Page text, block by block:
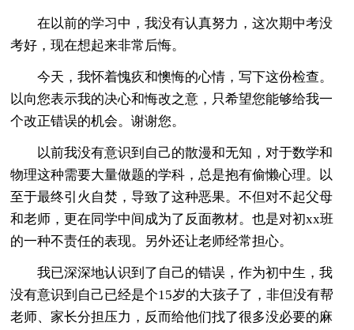
在以前的学习中，我没有认真努力，这次期中考没
考好，现在想起来非常后悔。
今天，我怀着愧疚和懊悔的心情，写下这份检查。
以向您表示我的决心和悔改之意，只希望您能够给我一
个改正错误的机会。谢谢您。
以前我没有意识到自己的散漫和无知，对于数学和
物理这种需要大量做题的学科，总是抱有偷懒心理。以
至于最终引火自焚，导致了这种恶果。不但对不起父母
和老师，更在同学中间成为了反面教材。也是对初xx班
的一种不责任的表现。另外还让老师经常担心。
我已深深地认识到了自己的错误，作为初中生，我
没有意识到自己已经是个15岁的大孩子了，非但没有帮
老师、家长分担压力，反而给他们找了很多没必要的麻